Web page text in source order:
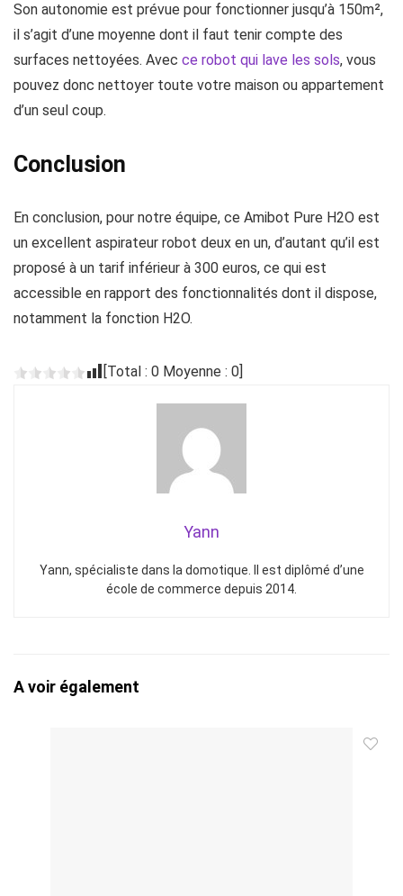
Son autonomie est prévue pour fonctionner jusqu’à 150m²,
il s’agit d’une moyenne dont il faut tenir compte des
surfaces nettoyées. Avec ce robot qui lave les sols, vous
pouvez donc nettoyer toute votre maison ou appartement
d’un seul coup.
Conclusion
En conclusion, pour notre équipe, ce Amibot Pure H2O est
un excellent aspirateur robot deux en un, d’autant qu’il est
proposé à un tarif inférieur à 300 euros, ce qui est
accessible en rapport des fonctionnalités dont il dispose,
notamment la fonction H2O.
[Total : 0 Moyenne : 0]
Yann
Yann, spécialiste dans la domotique. Il est diplômé d’une
école de commerce depuis 2014.
A voir également